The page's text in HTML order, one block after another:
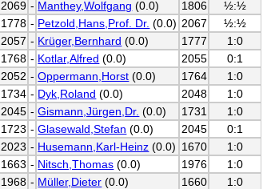
2069 - Manthey,Wolfgang (0.0) 1806
½:½
1778 - Petzold,Hans,Prof. Dr. (0.0) 2067
½:½
2057 - Krüger,Bernhard (0.0) 1777
1:0
1768 - Kotlar,Alfred (0.0) 2055
0:1
2052 - Oppermann,Horst (0.0) 1764
1:0
1734 - Dyk,Roland (0.0) 2048
1:0
2045 - Gismann,Jürgen,Dr. (0.0) 1731
1:0
1723 - Glasewald,Stefan (0.0) 2045
0:1
2023 - Husemann,Karl-Heinz (0.0) 1670
1:0
1663 - Nitsch,Thomas (0.0) 1976
1:0
1968 - Müller,Dieter (0.0) 1660
1:0